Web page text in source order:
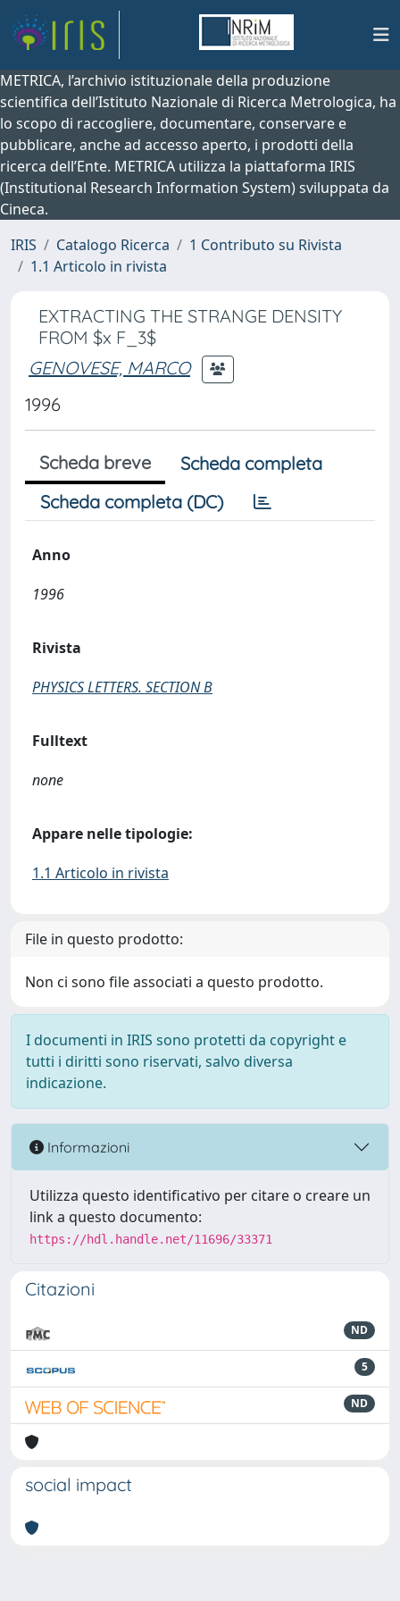
METRICA, l’archivio istituzionale della produzione
scientifica dell’Istituto Nazionale di Ricerca Metrologica, ha
lo scopo di raccogliere, documentare, conservare e
pubblicare, anche ad accesso aperto, i prodotti della
ricerca dell’Ente. METRICA utilizza la piattaforma IRIS
(Institutional Research Information System) sviluppata da
Cineca.
IRIS
Catalogo Ricerca
1 Contributo su Rivista
1.1 Articolo in rivista
EXTRACTING THE STRANGE DENSITY
FROM $x F_3$
GENOVESE, MARCO
1996
Scheda breve
Scheda completa
Scheda completa (DC)
Anno
1996
Rivista
PHYSICS LETTERS. SECTION B
Fulltext
none
Appare nelle tipologie:
1.1 Articolo in rivista
File in questo prodotto:
Non ci sono file associati a questo prodotto.
I documenti in IRIS sono protetti da copyright e
tutti i diritti sono riservati, salvo diversa
indicazione.
Informazioni
Utilizza questo identificativo per citare o creare un
link a questo documento:
https://hdl.handle.net/11696/33371
Citazioni
ND
5
ND
social impact